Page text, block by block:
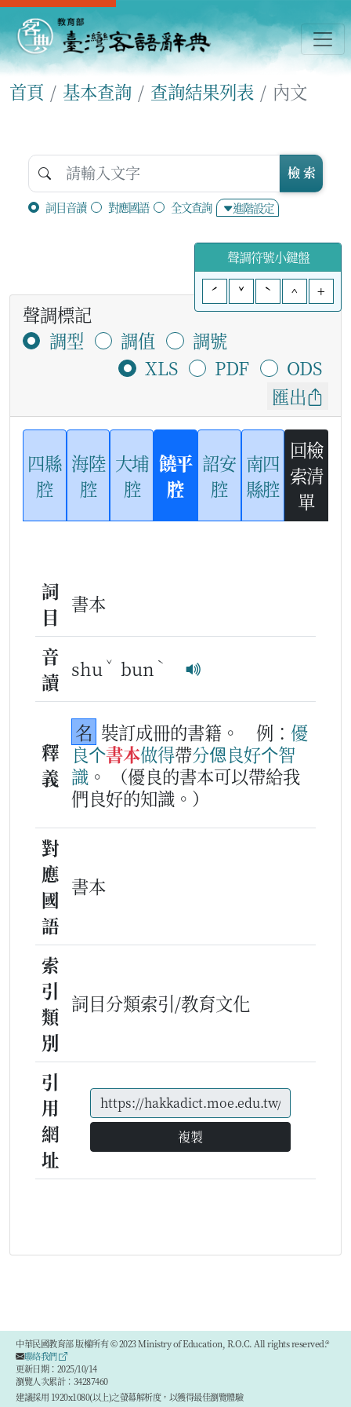
首頁 基本查詢 查詢結果列表 內文
詞目音讀 對應國語 全文查詢 進階設定
檢 索
聲調符號小鍵盤
ˊ
ˇ ˋ ^ +
聲調標記
調型
調值
調號
XLS
PDF
ODS
匯出
四縣
腔
海陸
腔
大埔
腔
饒平
腔
詔安
腔
南四
縣腔
回檢
索清
單
詞
目
書本
音
讀
shu ˇ bun ˋ
釋
義
名 裝訂成冊的書籍。 例： 優
良个書本做得帶分𫣆良好个智
識 。
（優良的書本可以帶給我
們良好的知識。）
對
應
國
語
書本
索
引
類
別
詞目分類索引/教育文化
引
用
網
址
複製
中華民國教育部 版權所有 © 2023 Ministry of Education, R.O.C. All rights reserved.®
聯絡我們
更新日期：2025/10/14
瀏覽人次累計：34287460
建議採用 1920x1080(以上)之螢幕解析度，以獲得最佳瀏覽體驗